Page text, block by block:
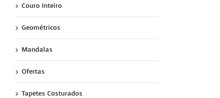
Couro Inteiro
Geométricos
Mandalas
Ofertas
Tapetes Costurados